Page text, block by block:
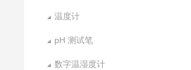
温度计
pH 测试笔
数字温湿度计